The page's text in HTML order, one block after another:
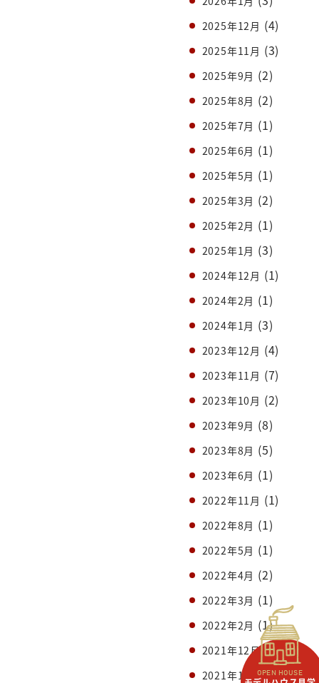
OPEN HOUSE
2025年12月 (4)
2025年11月 (3)
2025年9月 (2)
2025年8月 (2)
2025年7月 (1)
2025年6月 (1)
2025年5月 (1)
2025年3月 (2)
2025年2月 (1)
2025年1月 (3)
2024年12月 (1)
2024年2月 (1)
2024年1月 (3)
2023年12月 (4)
2023年11月 (7)
2023年10月 (2)
2023年9月 (8)
2023年8月 (5)
2023年6月 (1)
2022年11月 (1)
2022年8月 (1)
2022年5月 (1)
2022年4月 (2)
2022年3月 (1)
2022年2月 (1)
2021年12月(1)
2021年11月(1)